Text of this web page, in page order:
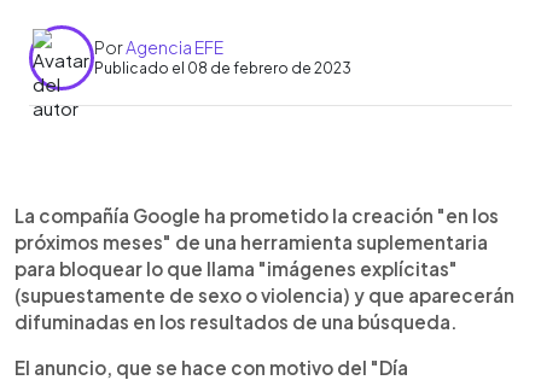
PorAgencia EFE
Publicado el 08 de febrero de 2023
Escuchar artículo
La compañía Google ha prometido la creación "en los
próximos meses" de una herramienta suplementaria
para bloquear lo que llama "imágenes explícitas"
(supuestamente de sexo o violencia) y que aparecerán
difuminadas en los resultados de una búsqueda.
El anuncio, que se hace con motivo del "Día